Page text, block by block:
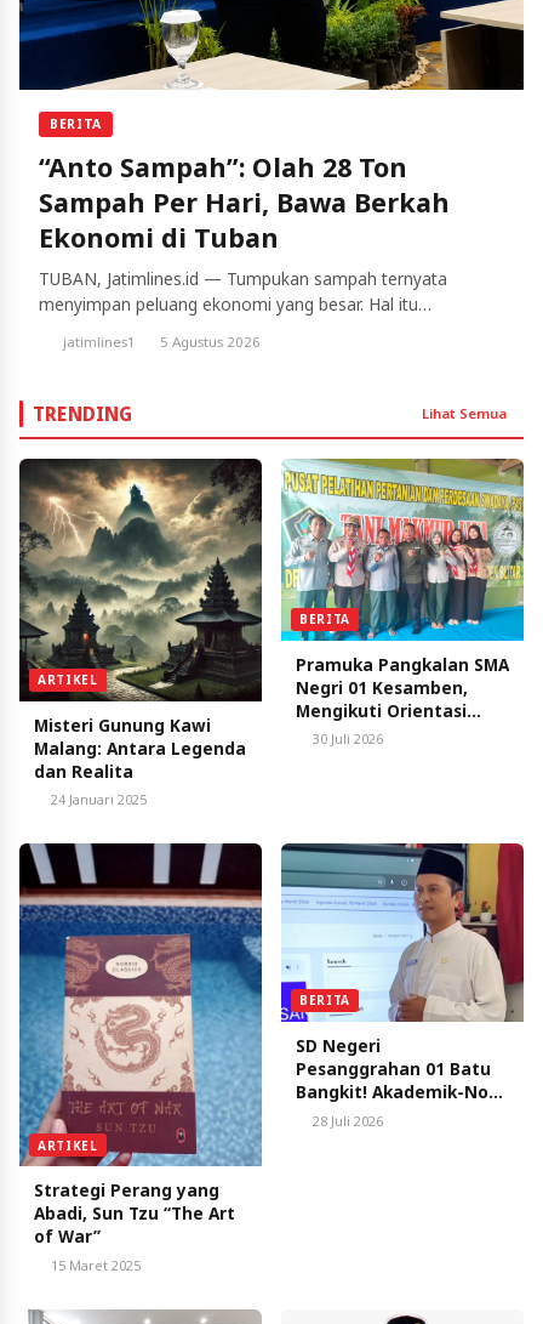
BERITA
“Anto Sampah”: Olah 28 Ton
Sampah Per Hari, Bawa Berkah
Ekonomi di Tuban
TUBAN, Jatimlines.id — Tumpukan sampah ternyata
menyimpan peluang ekonomi yang besar. Hal itu
Sampah”, pendiri Rumah Resik, TPS 3R pengelolaan
Teknis (Bimtek) Tata Kelola Layanan Pengumpulan
Kabupaten Tuban, Rabu (5/8/2026), Anto membagikan
pengalaman panjangnya mengelola […]
jatimlines1 5 Agustus 2026
TRENDING Lihat Semua
ARTIKEL
Misteri Gunung Kawi
Malang: Antara Legenda
dan Realita
24 Januari 2025
BERITA
Pramuka Pangkalan SMA
Negri 01 Kesamben,
Mengikuti Orientasi
Saka Taruna Bumi Di
Kabupaten Blitar.
30 Juli 2026
ARTIKEL
Strategi Perang yang
Abadi, Sun Tzu “The Art
of War”
15 Maret 2025
BERITA
SD Negeri
Pesanggrahan 01 Batu
Bangkit! Akademik-Non
Akademik Moncer di
28 Juli 2026